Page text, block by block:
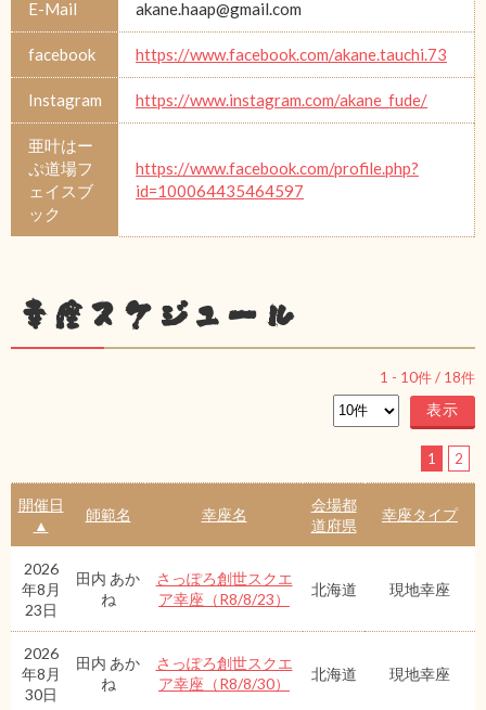
E-Mail akane.haap@gmail.com
facebook https://www.facebook.com/akane.tauchi.73
Instagram https://www.instagram.com/akane_fude/
亜叶はー
ぷ道場フ
ェイスブ
ック
https://www.facebook.com/profile.php?
id=100064435464597
幸座スケジュール
1 - 10件 / 18件
1 2
開催日
▲
師範名 幸座名
会場都
道府県
幸座タイプ
2026
年8月
23日
田内 あか
ね
さっぽろ創世スクエ
ア幸座（R8/8/23）
北海道 現地幸座
2026
年8月
30日
田内 あか
ね
さっぽろ創世スクエ
ア幸座（R8/8/30）
北海道 現地幸座